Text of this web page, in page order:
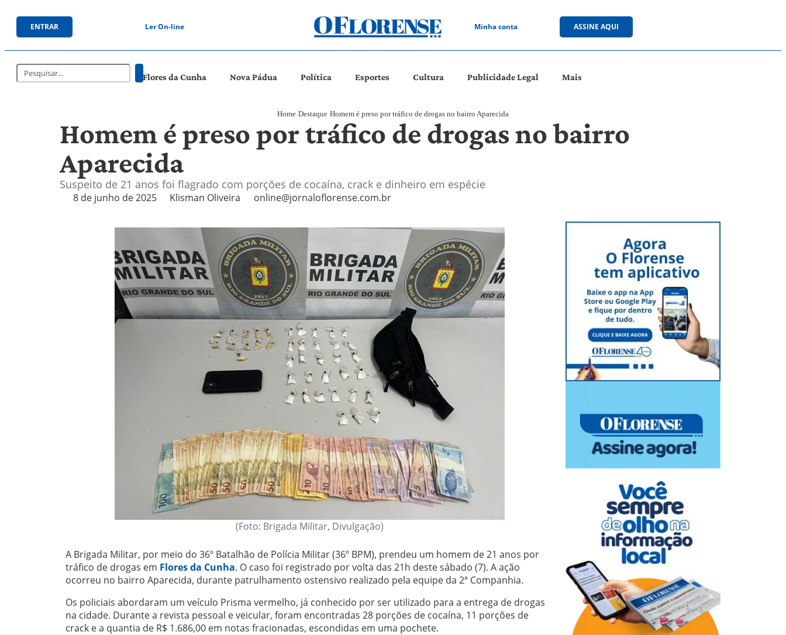
ENTRAR Ler On-line Minha conta ASSINE AQUI
Flores da Cunha Nova Pádua Política Esportes Cultura Publicidade Legal Mais
Home Destaque Homem é preso por tráfico de drogas no bairro Aparecida
Homem é preso por tráfico de drogas no bairro
Aparecida
Suspeito de 21 anos foi flagrado com porções de cocaína, crack e dinheiro em espécie
8 de junho de 2025 Klisman Oliveira online@jornaloflorense.com.br
(Foto: Brigada Militar, Divulgação)
A Brigada Militar, por meio do 36º Batalhão de Polícia Militar (36º BPM), prendeu um homem de 21 anos por
tráfico de drogas em Flores da Cunha. O caso foi registrado por volta das 21h deste sábado (7). A ação
ocorreu no bairro Aparecida, durante patrulhamento ostensivo realizado pela equipe da 2ª Companhia.
Os policiais abordaram um veículo Prisma vermelho, já conhecido por ser utilizado para a entrega de drogas
na cidade. Durante a revista pessoal e veicular, foram encontradas 28 porções de cocaína, 11 porções de
crack e a quantia de R$ 1.686,00 em notas fracionadas, escondidas em uma pochete.